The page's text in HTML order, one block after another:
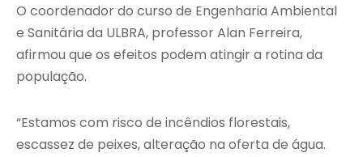
O coordenador do curso de Engenharia Ambiental
e Sanitária da ULBRA, professor Alan Ferreira,
afirmou que os efeitos podem atingir a rotina da
população.
“Estamos com risco de incêndios florestais,
escassez de peixes, alteração na oferta de água.